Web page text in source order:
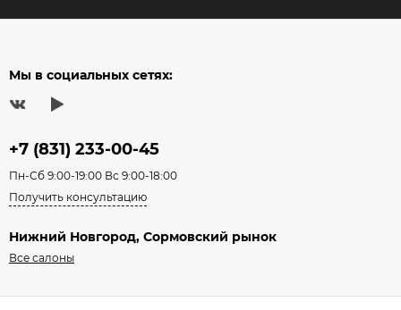
Мы в социальных сетях:
+7 (831) 233-00-45
Пн-Сб 9:00-19:00 Вс 9:00-18:00
Получить консультацию
Нижний Новгород, Сормовский рынок
Все салоны